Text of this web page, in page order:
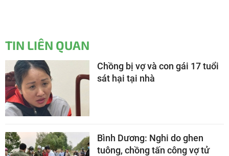
TIN LIÊN QUAN
Chồng bị vợ và con gái 17 tuổi
sát hại tại nhà
Bình Dương: Nghi do ghen
tuông, chồng tấn công vợ tử